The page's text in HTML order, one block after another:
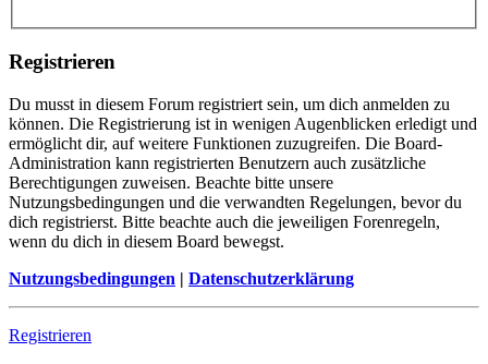
Registrieren
Du musst in diesem Forum registriert sein, um dich anmelden zu
können. Die Registrierung ist in wenigen Augenblicken erledigt und
ermöglicht dir, auf weitere Funktionen zuzugreifen. Die Board-
Administration kann registrierten Benutzern auch zusätzliche
Berechtigungen zuweisen. Beachte bitte unsere
Nutzungsbedingungen und die verwandten Regelungen, bevor du
dich registrierst. Bitte beachte auch die jeweiligen Forenregeln,
wenn du dich in diesem Board bewegst.
Nutzungsbedingungen | Datenschutzerklärung
Registrieren